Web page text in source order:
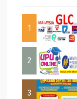
1
2
3